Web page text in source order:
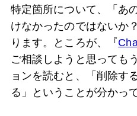
特定箇所について、「あ
けなかったのではない
ります。ところが、『
ご相談しようと思っても
ョンを読むと、「削除す
る」ということが分かっ